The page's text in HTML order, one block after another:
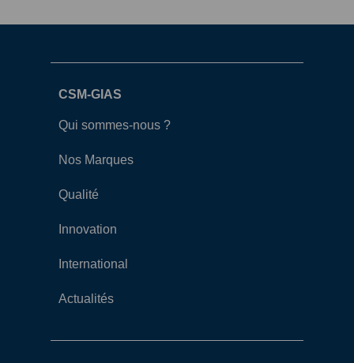
CSM-GIAS
Qui sommes-nous ?
Nos Marques
Qualité
Innovation
International
Actualités